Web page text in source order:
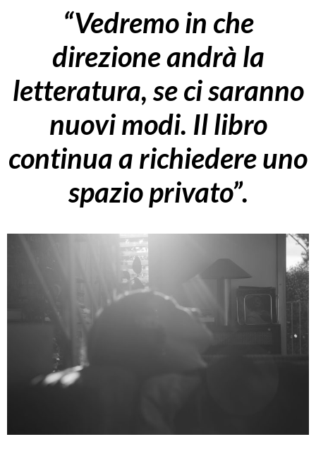
“Vedremo in che
direzione andrà la
letteratura, se ci saranno
nuovi modi. Il libro
continua a richiedere uno
spazio privato”.